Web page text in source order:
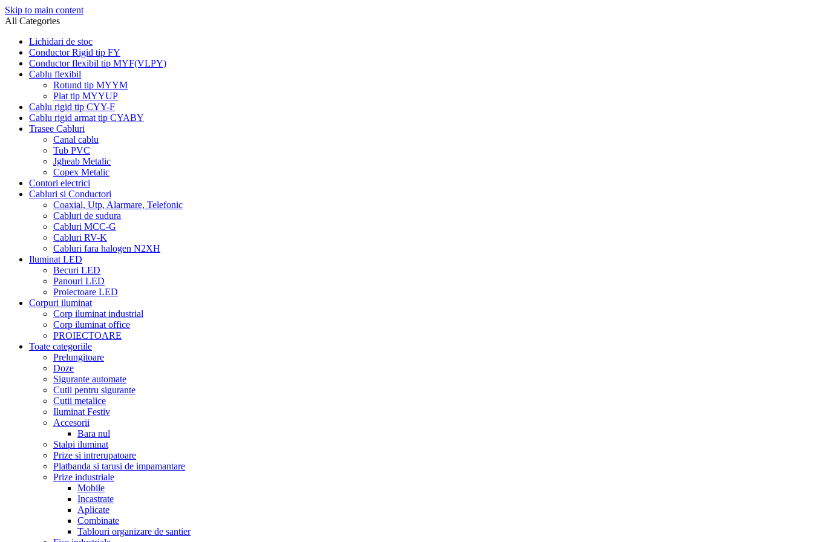
Skip to main content
All Categories
Lichidari de stoc
Conductor Rigid tip FY
Conductor flexibil tip MYF(VLPY)
Cablu flexibil
Rotund tip MYYM
Plat tip MYYUP
Cablu rigid tip CYY-F
Cablu rigid armat tip CYABY
Trasee Cabluri
Canal cablu
Tub PVC
Jgheab Metalic
Copex Metalic
Contori electrici
Cabluri si Conductori
Coaxial, Utp, Alarmare, Telefonic
Cabluri de sudura
Cabluri MCC-G
Cabluri RV-K
Cabluri fara halogen N2XH
Iluminat LED
Becuri LED
Panouri LED
Proiectoare LED
Corpuri iluminat
Corp iluminat industrial
Corp iluminat office
PROIECTOARE
Toate categoriile
Prelungitoare
Doze
Sigurante automate
Cutii pentru sigurante
Cutii metalice
Iluminat Festiv
Accesorii
Bara nul
Stalpi iluminat
Prize si intrerupatoare
Platbanda si tarusi de impamantare
Prize industriale
Mobile
Incastrate
Aplicate
Combinate
Tablouri organizare de santier